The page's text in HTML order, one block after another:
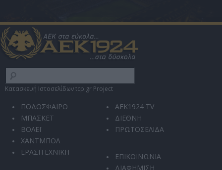
Κατασκευή Ιστοσελίδων tcp.gr Project
ΠΟΔΟΣΦΑΙΡΟ
ΜΠΑΣΚΕΤ
ΒΟΛΕΪ
ΧΑΝΤΜΠΟΛ
ΕΡΑΣΙΤΕΧΝΙΚΗ
AEK1924 TV
ΔΙΕΘΝΗ
ΠΡΩΤΟΣΕΛΙΔΑ
ΕΠΙΚΟΙΝΩΝΙΑ
ΔΙΑΦΗΜΙΣΗ